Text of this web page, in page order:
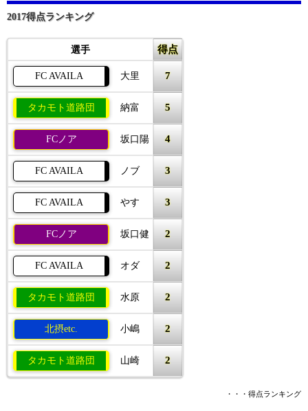
2017得点ランキング
選手 得点
FC AVAILA 大里 7
タカモト道路団 納富 5
FCノア 坂口陽 4
FC AVAILA ノブ 3
FC AVAILA やす 3
FCノア 坂口健 2
FC AVAILA オダ 2
タカモト道路団 水原 2
北摂etc. 小嶋 2
タカモト道路団 山崎 2
・・・得点ランキング